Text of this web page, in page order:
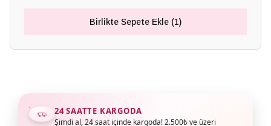
Birlikte Sepete Ekle (1)
24 SAATTE KARGODA
Şimdi al, 24 saat içinde kargoda! 2.500₺ ve üzeri